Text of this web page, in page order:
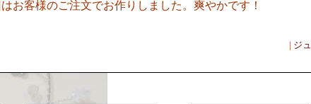
客様のご注文でお作りしました。爽やかです！
| ジ